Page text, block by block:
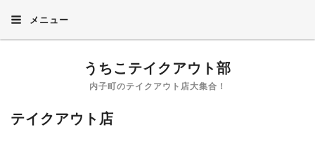
メニュー
うちこテイクアウト部
内子町のテイクアウト店大集合！
テイクアウト店